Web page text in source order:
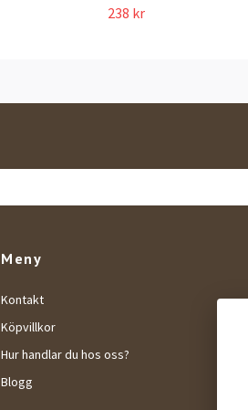
238 kr
Meny
Kontakt
Köpvillkor
Hur handlar du hos oss?
Blogg